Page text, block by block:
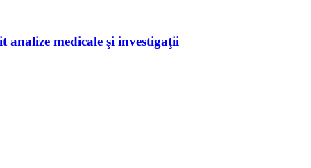
analize medicale şi investigaţii